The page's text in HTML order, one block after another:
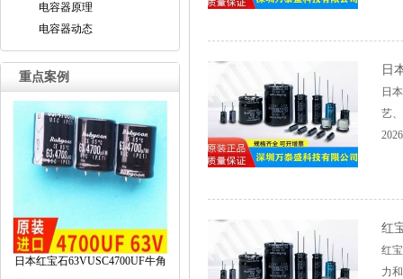
电容器原理
电容器动态
重点案例
日本红宝石63VUSC4700UF牛角
日
日
艺
红
红
力